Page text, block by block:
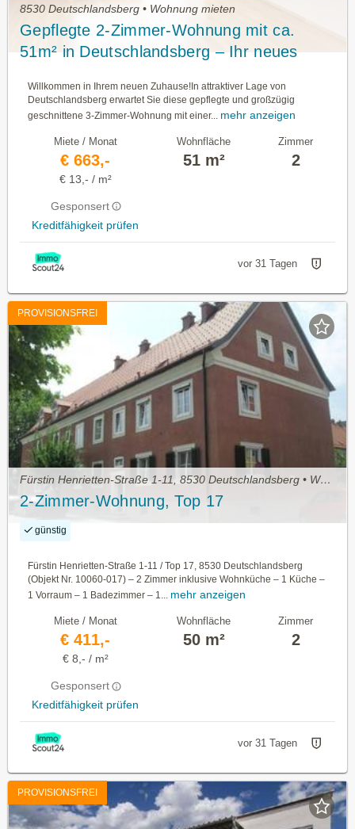
8530 Deutschlandsberg • Wohnung mieten
Gepflegte 2-Zimmer-Wohnung mit ca.
51m² in Deutschlandsberg – Ihr neues
Willkommen in Ihrem neuen Zuhause!In attraktiver Lage von
Deutschlandsberg erwartet Sie diese gepflegte und großzügig
geschnittene 3-Zimmer-Wohnung mit einer... mehr anzeigen
Miete / Monat
€ 663,-
€ 13,- / m²
Gesponsert
Kreditfähigkeit prüfen
Wohnfläche
51 m²
Zimmer
2
vor 31 Tagen
PROVISIONSFREI
Fürstin Henrietten-Straße 1-11, 8530 Deutschlandsberg • Wohnung mieten
2-Zimmer-Wohnung, Top 17
günstig
Fürstin Henrietten-Straße 1-11 / Top 17, 8530 Deutschlandsberg
(Objekt Nr. 10060-017) – 2 Zimmer inklusive Wohnküche – 1 Küche –
1 Vorraum – 1 Badezimmer – 1... mehr anzeigen
Miete / Monat
€ 411,-
€ 8,- / m²
Gesponsert
Kreditfähigkeit prüfen
Wohnfläche
50 m²
Zimmer
2
vor 31 Tagen
PROVISIONSFREI